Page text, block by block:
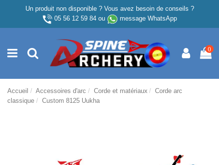
Un produit non disponible ? Vous avez besoin de conseils ?
05 56 12 59 84ou message WhatsApp
0
Accueil Accessoires d'arc Corde et matériaux
Corde arc
classique
Custom 8125 Uukha